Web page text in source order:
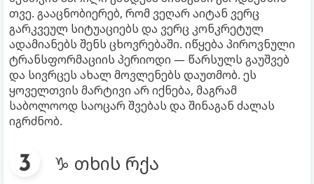
თვე. გააცნობიერებ, რომ ვეღარ აიტან ვერც
გარკვეულ სიტუაციებს და ვერც კონკრეტულ
ადამიანებს შენს ცხოვრებაში. იწყება პიროვნული
ტრანსფორმაციის პერიოდი — წარსულს გაუშვებ
და სივრცეს ახალ მოვლენებს დაუთმობ. ეს
ყოველთვის მარტივი არ იქნება, მაგრამ
საბოლოოდ საოცარ შვებას და შინაგან ძალას
იგრძნობ.
♑ თხის რქა